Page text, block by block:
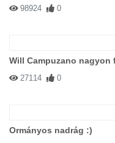
98924 0
Will Campuzano nagyon
27114 0
Ormányos nadrág :)